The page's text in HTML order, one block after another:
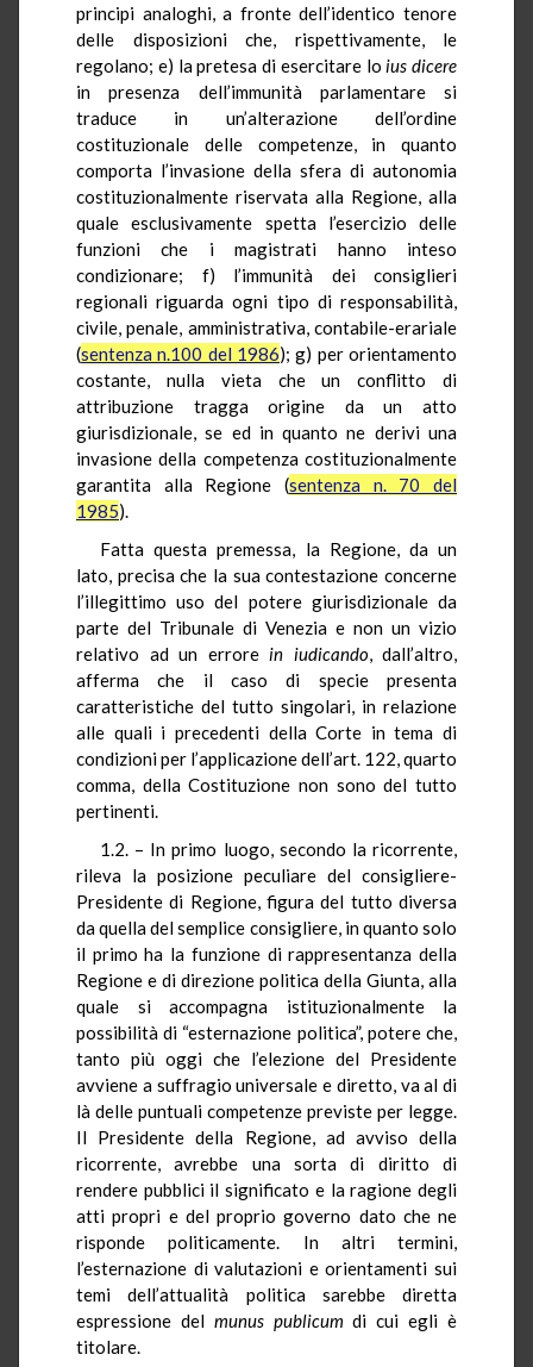
principi analoghi, a fronte dell’identico tenore
delle disposizioni che, rispettivamente, le
regolano; e) la pretesa di esercitare loius dicere
in presenza dell’immunità parlamentare si
traduce in un’alterazione dell’ordine
costituzionale delle competenze, in quanto
comporta l’invasione della sfera di autonomia
costituzionalmente riservata alla Regione, alla
quale esclusivamente spetta l’esercizio delle
funzioni che i magistrati hanno inteso
condizionare; f) l’immunità dei consiglieri
regionali riguarda ogni tipo di responsabilità,
civile, penale, amministrativa, contabile-erariale
(sentenza n.100 del 1986); g) per orientamento
costante, nulla vieta che un conflitto di
attribuzione tragga origine da un atto
giurisdizionale, se ed in quanto ne derivi una
invasione della competenza costituzionalmente
garantita alla Regione (sentenza n. 70 del
1985).
Fatta questa premessa, la Regione, da un
lato, precisa che la sua contestazione concerne
l’illegittimo uso del potere giurisdizionale da
parte del Tribunale di Venezia e non un vizio
relativo ad un errore in iudicando, dall’altro,
afferma che il caso di specie presenta
caratteristiche del tutto singolari, in relazione
alle quali i precedenti della Corte in tema di
condizioni per l’applicazione dell’art. 122, quarto
comma, della Costituzione non sono del tutto
pertinenti.
1.2. – In primo luogo, secondo la ricorrente,
rileva la posizione peculiare del consigliere-
Presidente di Regione, figura del tutto diversa
da quella del semplice consigliere, in quanto solo
il primo ha la funzione di rappresentanza della
Regione e di direzione politica della Giunta, alla
quale si accompagna istituzionalmente la
possibilità di “esternazione politica”, potere che,
tanto più oggi che l’elezione del Presidente
avviene a suffragio universale e diretto, va al di
là delle puntuali competenze previste per legge.
Il Presidente della Regione, ad avviso della
ricorrente, avrebbe una sorta di diritto di
rendere pubblici il significato e la ragione degli
atti propri e del proprio governo dato che ne
risponde politicamente. In altri termini,
l’esternazione di valutazioni e orientamenti sui
temi dell’attualità politica sarebbe diretta
espressione del munus publicum di cui egli è
titolare.